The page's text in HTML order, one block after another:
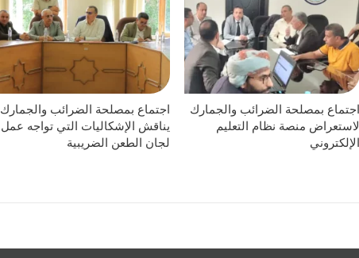
اجتماع بمصلحة الضرائب والجمارك
لاستعراض منصة نظام التعليم
الإلكتروني
اجتماع بمصلحة الضرائب والجمارك
يناقش الإشكاليات التي تواجه عمل
لجان الطعن الضريبية